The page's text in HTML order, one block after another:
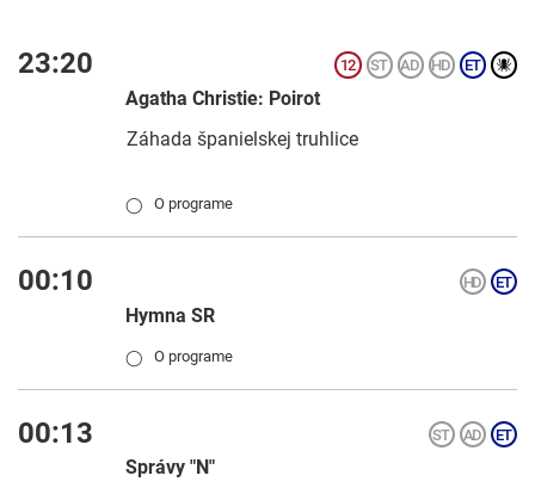
23:20
Agatha Christie: Poirot
Záhada španielskej truhlice
◯ O programe
00:10
Hymna SR
◯ O programe
00:13
Správy "N"